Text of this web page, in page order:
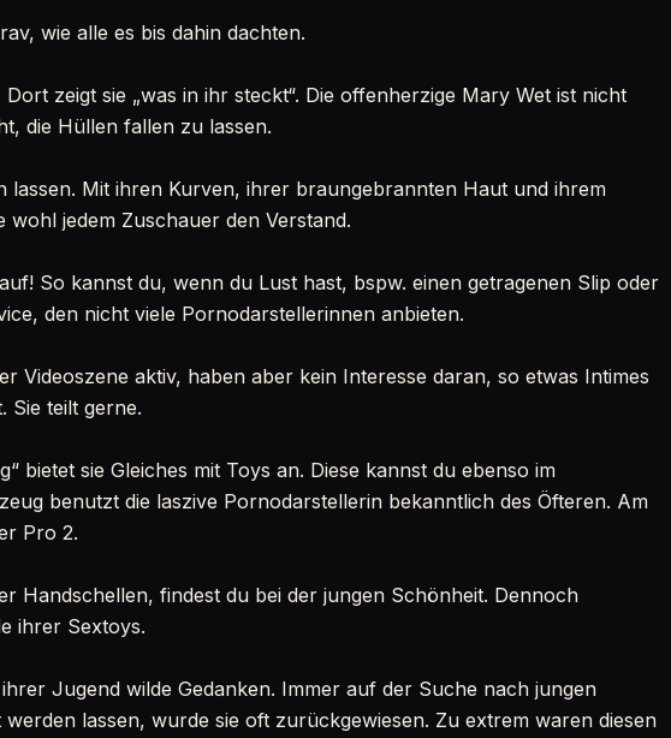
wie alle es bis dahin dachten.
zeigt sie „was in ihr steckt“. Die offenherzige Mary Wet ist nicht
die Hüllen fallen zu lassen.
lassen. Mit ihren Kurven, ihrer braungebrannten Haut und ihrem
jedem Zuschauer den Verstand.
So kannst du, wenn du Lust hast, bspw. einen getragenen Slip oder
den nicht viele Pornodarstellerinnen anbieten.
Videoszene aktiv, haben aber kein Interesse daran, so etwas Intimes
Sie teilt gerne.
bietet sie Gleiches mit Toys an. Diese kannst du ebenso im
benutzt die laszive Pornodarstellerin bekanntlich des Öfteren. Am
Pro 2.
Handschellen, findest du bei der jungen Schönheit. Dennoch
ihrer Sextoys.
Jugend wilde Gedanken. Immer auf der Suche nach jungen
lassen, wurde sie oft zurückgewiesen. Zu extrem waren diesen